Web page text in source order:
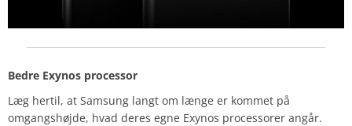
Bedre Exynos processor
Læg hertil, at Samsung langt om længe er kommet på
omgangshøjde, hvad deres egne Exynos processorer angår.